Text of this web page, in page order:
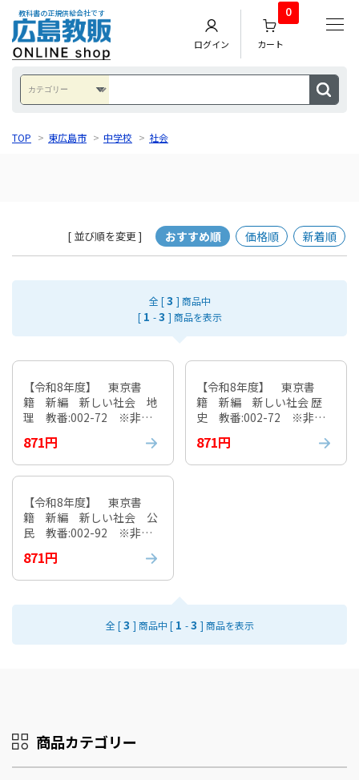
教科書の正規供給会社です
ログイン カート
0
TOP > 東広島市 > 中学校 > 社会
[ 並び順を変更 ] おすすめ順 価格順 新着順
全 [ 3 ] 商品中
[ 1 - 3 ] 商品を表示
【令和8年度】 東京書
籍 新編 新しい社会 地
理 教番:002-72 ※非課
871円
【令和8年度】 東京書
籍 新編 新しい社会 歴
史 教番:002-72 ※非課
871円
【令和8年度】 東京書
籍 新編 新しい社会 公
民 教番:002-92 ※非課
871円
全 [ 3 ] 商品中 [ 1 - 3 ] 商品を表示
商品カテゴリー